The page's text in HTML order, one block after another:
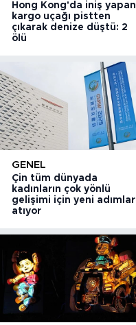
Hong Kong'da iniş yapan
kargo uçağı pistten
çıkarak denize düştü: 2
ölü
GENEL
Çin tüm dünyada
kadınların çok yönlü
gelişimi için yeni adımlar
atıyor